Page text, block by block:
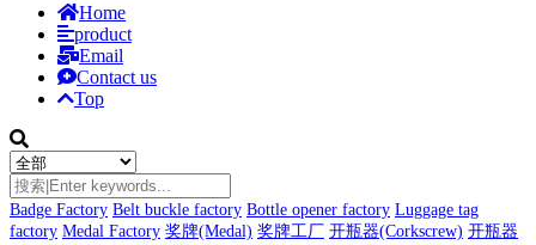
Home
product
Email
Contact us
Top
Badge Factory Belt buckle factory Bottle opener factory Luggage tag
factory Medal Factory 奖牌(Medal) 奖牌工厂 开瓶器(Corkscrew) 开瓶器